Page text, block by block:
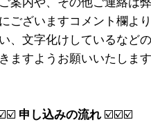
ございますコメント欄よ
、文字化けしているなど
ますようお願いいたしま
申し込みの流れ ☑️☑️☑️